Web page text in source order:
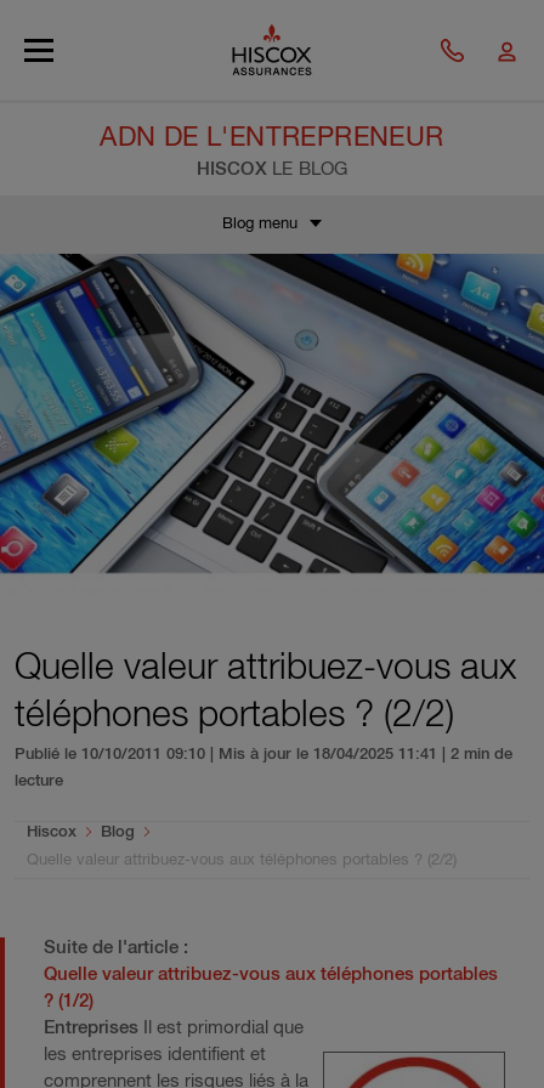
ADN DE L'ENTREPRENEUR
HISCOX LE BLOG
Blog menu
Quelle valeur attribuez-vous aux
téléphones portables ? (2/2)
Publié le 10/10/2011 09:10 | Mis à jour le 18/04/2025 11:41
| 2 min de
lecture
You are here:
Hiscox
Blog
Quelle valeur attribuez-vous aux téléphones portables ? (2/2)
Suite de l'article :
Quelle valeur attribuez-vous aux téléphones portables
? (1/2)
Entreprises
Il est primordial que
les entreprises identifient et
comprennent les risques liés à la